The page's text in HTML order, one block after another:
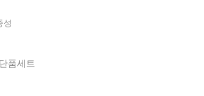
게 조금 나을 뿐 별 큰 효과를 느끼지 못 하
물로 받아 오랜만에 쓰고 아직도 향과 제
느껴, 집에 있는 날엔 하루종일 피부에 덧발
.레이어링해도 뽀루지 등 전혀 문제가 없
먹는 걸 느꼈고
성
품세트